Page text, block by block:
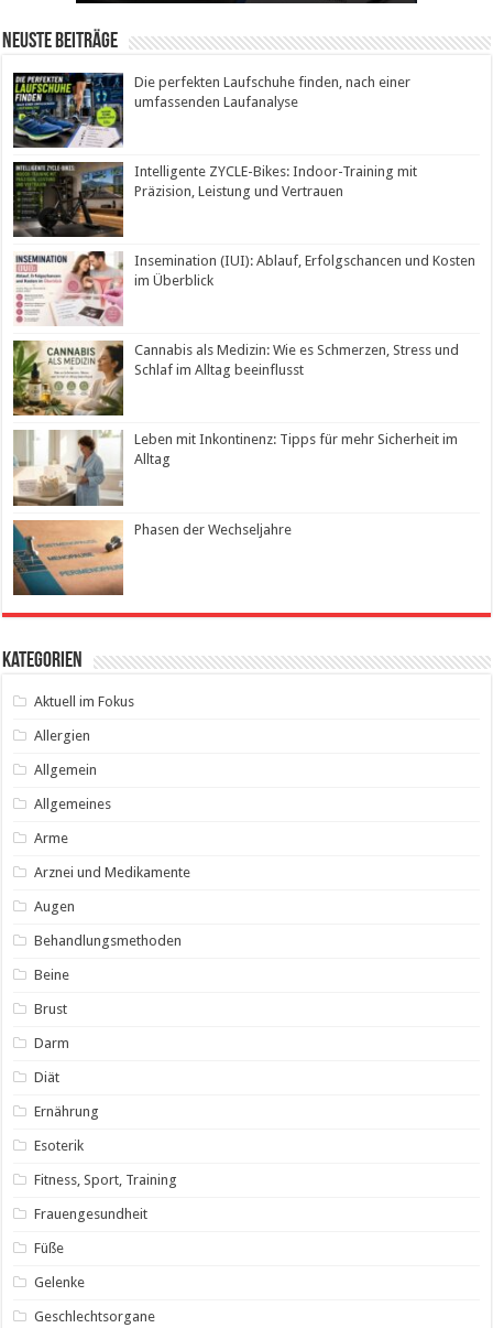
Neuste Beiträge
Die perfekten Laufschuhe finden, nach einer
umfassenden Laufanalyse
Intelligente ZYCLE-Bikes: Indoor-Training mit
Präzision, Leistung und Vertrauen
Insemination (IUI): Ablauf, Erfolgschancen und Kosten
im Überblick
Cannabis als Medizin: Wie es Schmerzen, Stress und
Schlaf im Alltag beeinflusst
Leben mit Inkontinenz: Tipps für mehr Sicherheit im
Alltag
Phasen der Wechseljahre
Kategorien
Aktuell im Fokus
Allergien
Allgemein
Allgemeines
Arme
Arznei und Medikamente
Augen
Behandlungsmethoden
Beine
Brust
Darm
Diät
Ernährung
Esoterik
Fitness, Sport, Training
Frauengesundheit
Füße
Gelenke
Geschlechtsorgane